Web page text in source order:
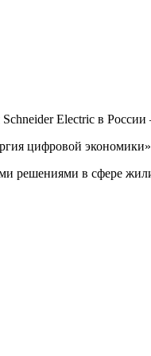
Electric в
цифровой
в сфере